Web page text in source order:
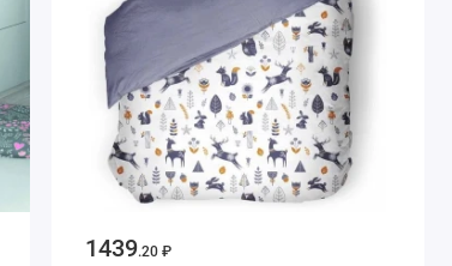
1439.20 ₽